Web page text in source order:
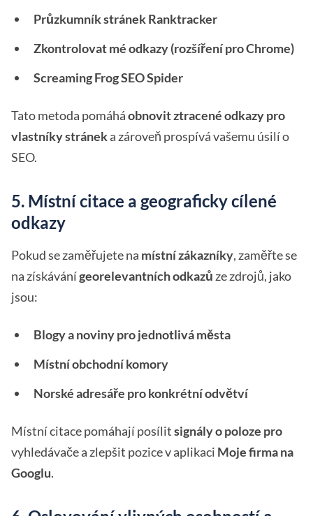
Průzkumník stránek Ranktracker
Zkontrolovat mé odkazy (rozšíření pro Chrome)
Screaming Frog SEO Spider
Tato metoda pomáháobnovit ztracené odkazy pro
vlastníky stráneka zároveň prospívá vašemu úsilí o
SEO.
5. Místní citace a geograficky cílené
odkazy
Pokud se zaměřujete na místní zákazníky, zaměřte se
na získávánígeorelevantních odkazů ze zdrojů, jako
jsou:
Blogy a noviny pro jednotlivá města
Místní obchodní komory
Norské adresáře pro konkrétní odvětví
Místní citace pomáhají posílitsignály o poloze pro
vyhledávače a zlepšit pozice v aplikaci Moje firma na
Googlu.